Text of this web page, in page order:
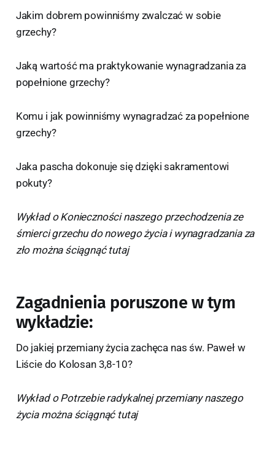
Jakim dobrem powinniśmy zwalczać w sobie
grzechy?
Jaką wartość ma praktykowanie wynagradzania za
popełnione grzechy?
Komu i jak powinniśmy wynagradzać za popełnione
grzechy?
Jaka pascha dokonuje się dzięki sakramentowi
pokuty?
Wykład o Konieczności naszego przechodzenia ze
śmierci grzechu do nowego życia i wynagradzania za
zło można ściągnąć tutaj
Zagadnienia poruszone w tym
wykładzie:
Do jakiej przemiany życia zachęca nas św. Paweł w
Liście do Kolosan 3,8-10?
Wykład o Potrzebie radykalnej przemiany naszego
życia można ściągnąć tutaj